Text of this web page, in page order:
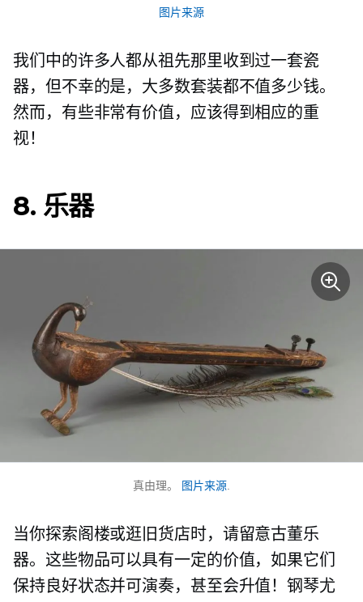
图片来源
我们中的许多人都从祖先那里收到过一套瓷
器，但不幸的是，大多数套装都不值多少钱。
然而，有些非常有价值，应该得到相应的重
视！
8. 乐器
真由理。 图片来源.
当你探索阁楼或逛旧货店时，请留意古董乐
器。这些物品可以具有一定的价值，如果它们
保持良好状态并可演奏，甚至会升值！钢琴尤